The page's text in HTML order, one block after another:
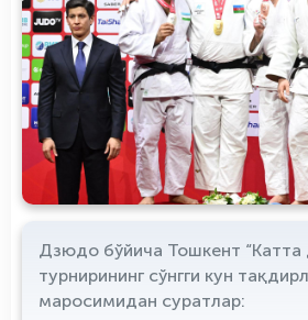
Дзюдо бўйича Тошкент “Катта
турнирининг сўнгги кун
маросимидан суратлар: